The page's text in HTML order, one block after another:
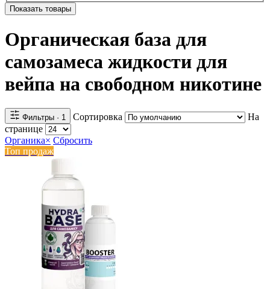
Показать товары
Органическая база для
самозамеса жидкости для
вейпа на свободном никотине
Фильтры · 1 Сортировка
На
странице
Органика× Сбросить
Топ продаж